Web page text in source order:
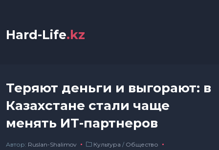
Hard-Life.kz
Теряют деньги и выгорают: в
Казахстане стали чаще
менять ИТ-партнеров
Автор: Ruslan-Shalimov Культура / Общество